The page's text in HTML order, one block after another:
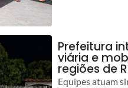
Prefeitura
viária e
regiões de
Equipes atuam